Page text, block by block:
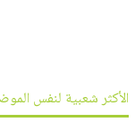
الأكثر شعبية لنفس